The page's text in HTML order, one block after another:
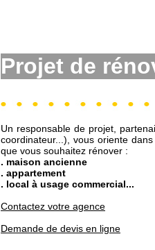
Projet de
Un responsable de projet,
coordinateur...), vous oriente
que vous souhaitez rénover :
. maison ancienne
. appartement
. local à usage commercial...
Contactez votre agence
Demande de devis en ligne